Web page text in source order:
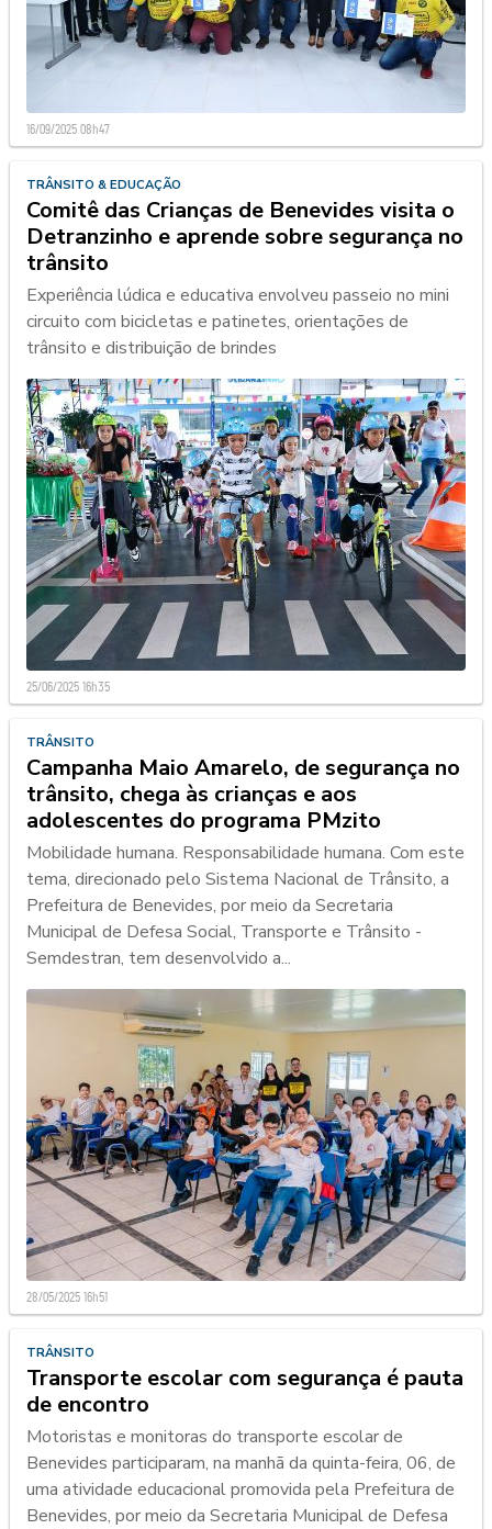
16/09/2025 08h47
TRÂNSITO & EDUCAÇÃO
Comitê das Crianças de Benevides visita o
Detranzinho e aprende sobre segurança no
trânsito
Experiência lúdica e educativa envolveu passeio no mini
circuito com bicicletas e patinetes, orientações de
trânsito e distribuição de brindes
25/06/2025 16h35
TRÂNSITO
Campanha Maio Amarelo, de segurança no
trânsito, chega às crianças e aos
adolescentes do programa PMzito
Mobilidade humana. Responsabilidade humana. Com este
tema, direcionado pelo Sistema Nacional de Trânsito, a
Prefeitura de Benevides, por meio da Secretaria
Municipal de Defesa Social, Transporte e Trânsito -
Semdestran, tem desenvolvido a...
28/05/2025 16h51
TRÂNSITO
Transporte escolar com segurança é pauta
de encontro
Motoristas e monitoras do transporte escolar de
Benevides participaram, na manhã da quinta-feira, 06, de
uma atividade educacional promovida pela Prefeitura de
Benevides, por meio da Secretaria Municipal de Defesa